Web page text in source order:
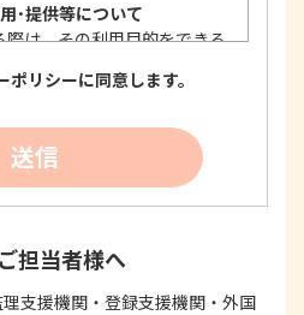
･提供等について
は、その利用目的をできる
その目的達成に必要な限度に
な手段を用い、同意を得て取
際は、本人に明示、通知、ま
的の範囲内に限定し、それに
行なわないための措置を講じ
を与えた利用目的の範囲内
ます。
ポリシーに同意します。
送信
担当者様へ
支援機関・登録支援機関・外国